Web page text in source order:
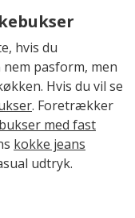
hvis du
pasform, men
Hvis du vil se
. Foretrækker
med fast
kokke jeans
udtryk.